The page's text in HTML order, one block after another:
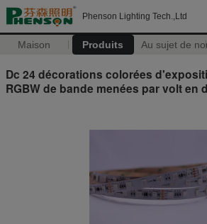
Phenson Lighting Tech.,Ltd
Maison Produits Au sujet de
Dc 24 décorations colorées
RGBW de bande menées par volt en